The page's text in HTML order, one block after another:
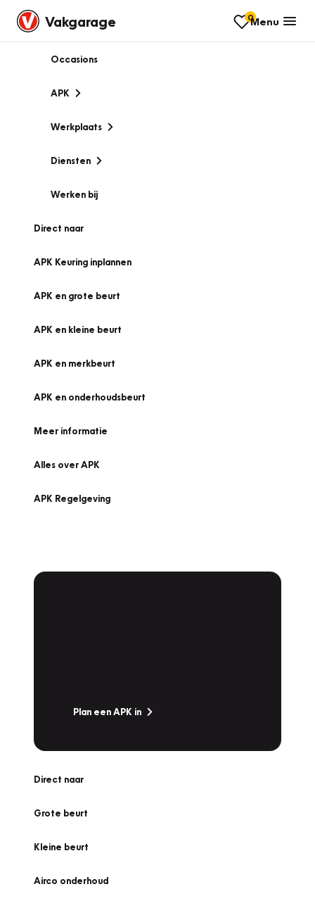
Vakgarage 0Menu
Occasions
APK
Werkplaats
Diensten
Werken bij
Direct naar
APK Keuring inplannen
APK en grote beurt
APK en kleine beurt
APK en merkbeurt
APK en onderhoudsbeurt
Meer informatie
Alles over APK
APK Regelgeving
Plan een APK in
Direct naar
Grote beurt
Kleine beurt
Airco onderhoud